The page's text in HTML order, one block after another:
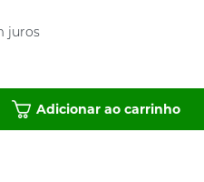
juros
Adicionar ao carrinho